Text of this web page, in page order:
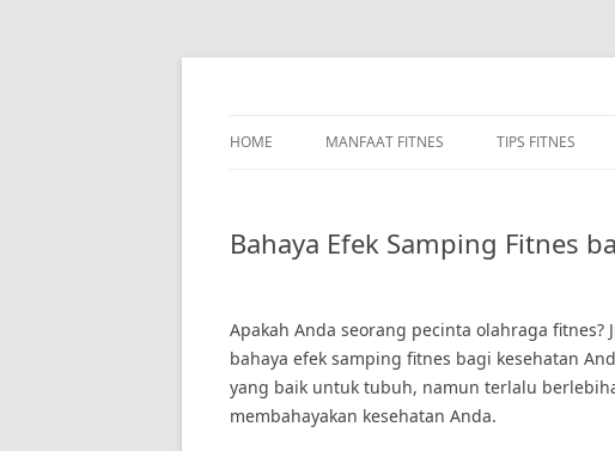
Skip
HOME MANFAAT FITNES TIPS FITNES
Bahaya Efek Samping Fitnes
Apakah Anda seorang pecinta olahraga fitnes?
bahaya efek samping fitnes bagi kesehatan
yang baik untuk tubuh, namun terlalu
membahayakan kesehatan Anda.